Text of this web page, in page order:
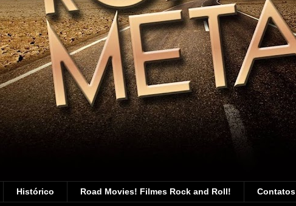
Histórico Road Movies! Filmes Rock and Roll! Contatos